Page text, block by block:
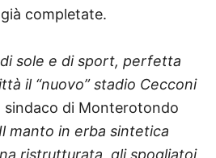
completate.
sole e di sport, perfetta
il “nuovo” stadio Cecconi
sindaco di Monterotondo
Il manto in erba sintetica
ristrutturata, gli spogliatoi